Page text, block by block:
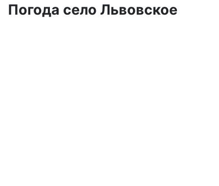
Погода село Львовское